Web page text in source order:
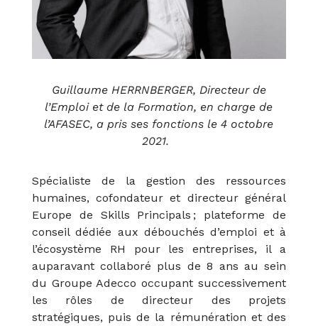
Guillaume HERRNBERGER, Directeur de
l’Emploi et de la Formation, en charge de
l’AFASEC, a pris ses fonctions le 4 octobre
2021.
Spécialiste de la gestion des ressources
humaines, cofondateur et directeur général
Europe de Skills Principals ; plateforme de
conseil dédiée aux débouchés d’emploi et à
l’écosystème RH pour les entreprises, il a
auparavant collaboré plus de 8 ans au sein
du Groupe Adecco occupant successivement
les rôles de directeur des projets
stratégiques, puis de la rémunération et des